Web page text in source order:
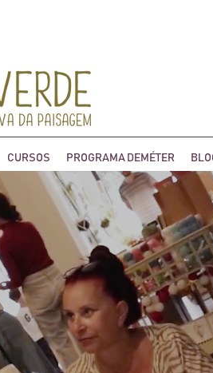
CURSOS PROGRAMA DEMÉTER